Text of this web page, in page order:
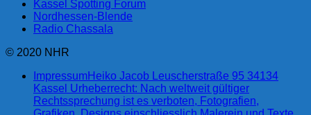
Kassel Spotting Forum
Nordhessen-Blende
Radio Chassala
© 2020 NHR
ImpressumHeiko Jacob Leuscherstraße 95 34134
Kassel Urheberrecht: Nach weltweit gültiger
Rechtssprechung ist es verboten, Fotografien,